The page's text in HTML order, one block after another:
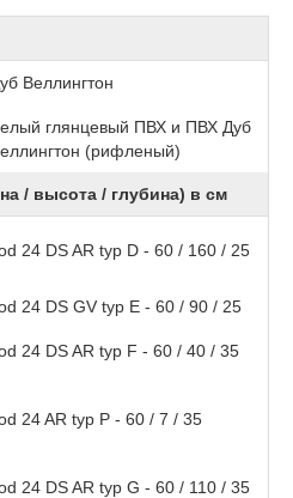
Веллингтон
глянцевый ПВХ и ПВХ Дуб
(рифленый)
/ высота / глубина) в см
24 DS AR typ D - 60 / 160 / 25
24 DS GV typ E - 60 / 90 / 25
24 DS AR typ F - 60 / 40 / 35
24 AR typ P - 60 / 7 / 35
24 DS AR typ G - 60 / 110 / 35